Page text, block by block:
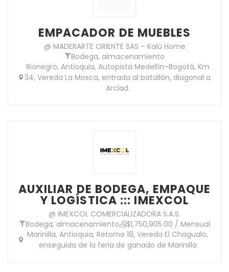
EMPACADOR DE MUEBLES
@ MADERARTE ORIENTE SAS – Kaiú Home
Bodega, almacenamiento
Rionegro, Antioquia, Autopista Medellín–Bogotá, Km
34, Vereda La Mosca, entrada al batallón, diagonal a
Arclad.
AUXILIAR DE BODEGA, EMPAQUE
Y LOGÍSTICA ::: IMEXCOL
@ IMEXCOL COMERCIALIZADORA S.A.S.
Bodega, almacenamiento
$1,750,905.00 / Mensual
Marinilla, Antioquia, Retorno 18, Vereda El Chagualo,
enseguida de la feria de ganado de Marinilla